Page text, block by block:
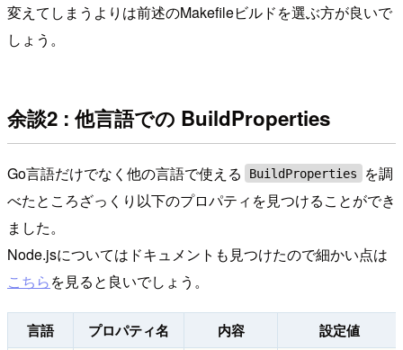
変えてしまうよりは前述のMakefileビルドを選ぶ方が良いで
しょう。
余談2 : 他言語での BuildProperties
Go言語だけでなく他の言語で使える BuildProperties
を調
べたところざっくり以下のプロパティを見つけることができ
ました。
Node.jsについてはドキュメントも見つけたので細かい点は
こちらを見ると良いでしょう。
言語 プロパティ名 内容 設定値